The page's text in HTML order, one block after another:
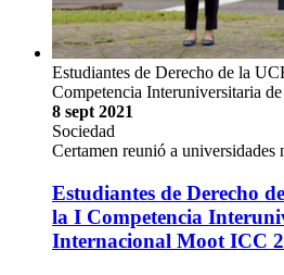
Estudiantes de Derecho de la
Competencia Interuniversitaria
8 sept 2021
Sociedad
Certamen reunió a universidades
Estudiantes de Derecho
la I Competencia
Internacional Moot ICC